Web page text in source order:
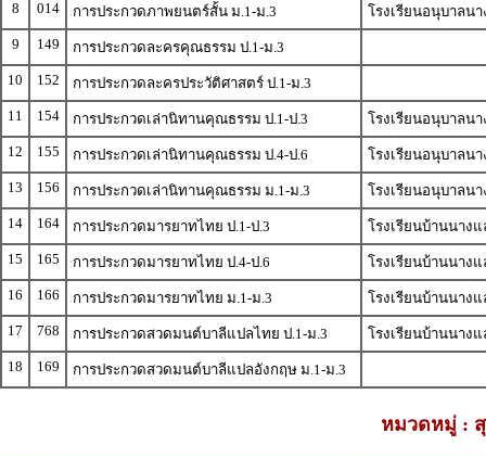
8 014 การประกวดภาพยนตร์สั้น ม.1-ม.3
โรงเรียนอนุบาลน
9
149
การประกวดละครคุณธรรม ป.1-ม.3
10
152
การประกวดละครประวัติศาสตร์ ป.1-ม.3
11
154 การประกวดเล่านิทานคุณธรรม ป.1-ป.3
โรงเรียนอนุบาลน
12
155 การประกวดเล่านิทานคุณธรรม ป.4-ป.6
โรงเรียนอนุบาลน
13
156 การประกวดเล่านิทานคุณธรรม ม.1-ม.3
โรงเรียนอนุบาลน
14
164 การประกวดมารยาทไทย ป.1-ป.3
โรงเรียนบ้านนาง
15
165 การประกวดมารยาทไทย ป.4-ป.6
โรงเรียนบ้านนาง
16
166 การประกวดมารยาทไทย ม.1-ม.3
โรงเรียนบ้านนาง
17
768 การประกวดสวดมนต์บาลีแปลไทย ป.1-ม.3
โรงเรียนบ้านนาง
18
169 การประกวดสวดมนต์บาลีแปลอังกฤษ ม.1-ม.3
หมวดหมู่ :